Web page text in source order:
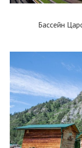
Бассейн